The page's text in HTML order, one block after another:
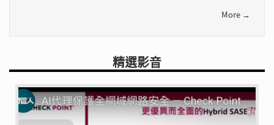
More →
精選影音